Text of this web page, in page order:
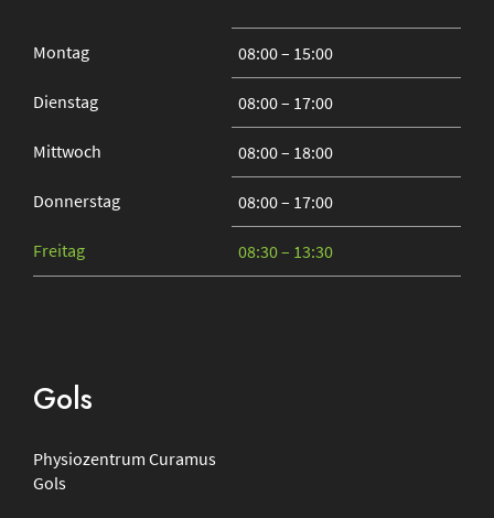
Montag 08:00 – 15:00
Dienstag 08:00 – 17:00
Mittwoch 08:00 – 18:00
Donnerstag 08:00 – 17:00
Freitag 08:30 – 13:30
Gols
Physiozentrum Curamus
Gols